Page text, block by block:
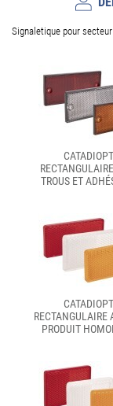
Signaletique pour
TROUS ET
EN 3
DIMENSIONS :
RECTANGULAIRE
PRODUIT
DIMENSIONS :